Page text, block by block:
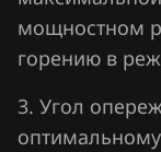
Peugeot
Porsche
Ravon
мощностном
горению в
3. Угол